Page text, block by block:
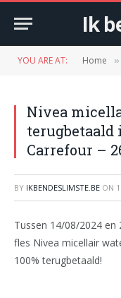
Ik
YOU ARE AT: Home »
Nivea
terugbetaald
Carrefour –
BY IKBENDESLIMSTE.BE ON
Tussen 14/08/2024
fles Nivea micellair
100% terugbetaald!